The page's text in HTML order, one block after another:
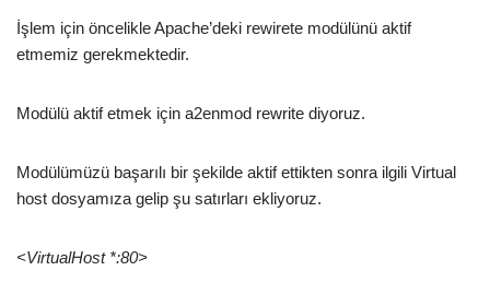
İşlem için öncelikle Apache’deki rewirete modülünü aktif
etmemiz gerekmektedir.
Modülü aktif etmek için a2enmod rewrite diyoruz.
Modülümüzü başarılı bir şekilde aktif ettikten sonra ilgili Virtual
host dosyamıza gelip şu satırları ekliyoruz.
<VirtualHost *:80>